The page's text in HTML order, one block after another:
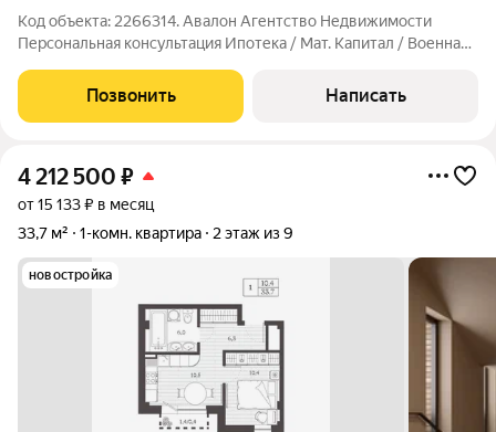
Код объекта: 2266314. Авалон Агентство Недвижимости
Персональная консультация Ипотека / Мат. Капитал / Военная
Комфортный третий этаж, изолированные комнаты. спальня с
нишей под шкаф гостевая
Позвонить Написать
4 212 500 ₽
от 15 133 ₽ в месяц
33,7 м²
1-комн. квартира 2 этаж из 9
новостройка